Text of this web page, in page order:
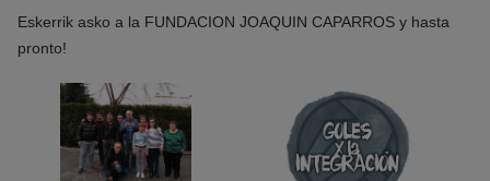
Eskerrik asko a la FUNDACION JOAQUIN CAPARROS y hasta
pronto!